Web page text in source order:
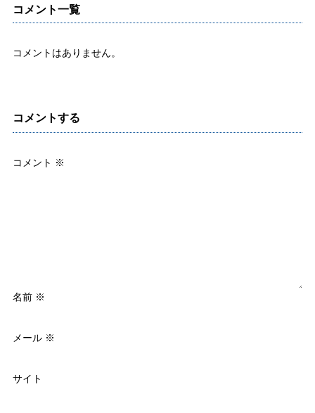
コメント一覧
コメントはありません。
コメントする
コメント ※
名前 ※
メール ※
サイト